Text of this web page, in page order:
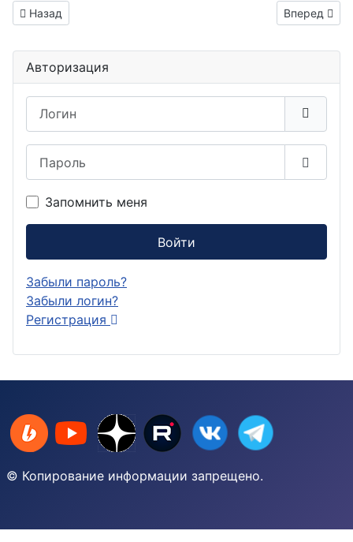
Предыдущий: Тестировщик ПО вакансия Яровое
Назад Следующий:
Вперед
Авторизация
Запомнить меня
Войти
Забыли пароль?
Забыли логин?
Регистрация
© Копирование информации запрещено.